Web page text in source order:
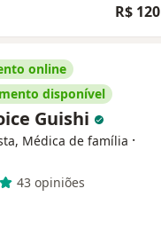
R$ 120
online
disponível
Guishi
Médica de família ·
43 opiniões